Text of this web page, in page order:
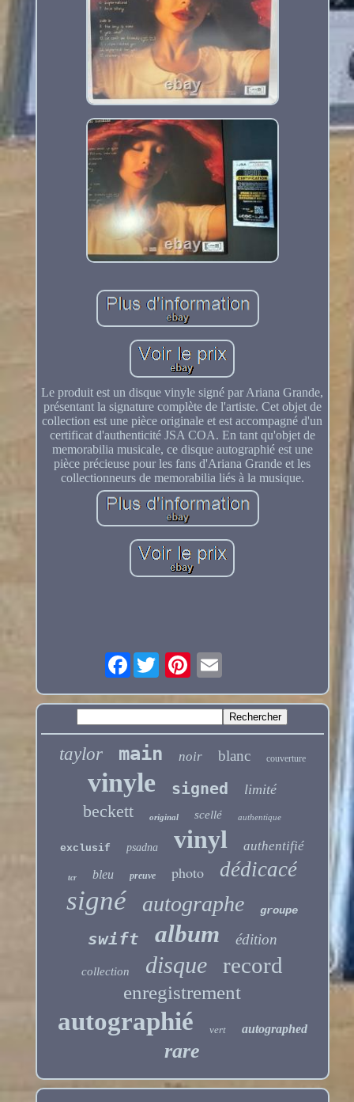
Le produit est un disque vinyle signé par Ariana Grande,
présentant la signature complète de l'artiste. Cet objet de
collection est une pièce originale et est accompagné d'un
certificat d'authenticité JSA COA. En tant qu'objet de
memorabilia musicale, ce disque autographié est une
pièce précieuse pour les fans d'Ariana Grande et les
collectionneurs de memorabilia liés à la musique.
Facebook
taylor main noir blanc couverture
vinyle signed limité
beckett original scellé authentique
exclusif psadna vinyl authentifié
tcr bleu preuve photo dédicacé
signé autographe groupe
swift album édition
collection disque record
enregistrement
autographié vert autographed
rare